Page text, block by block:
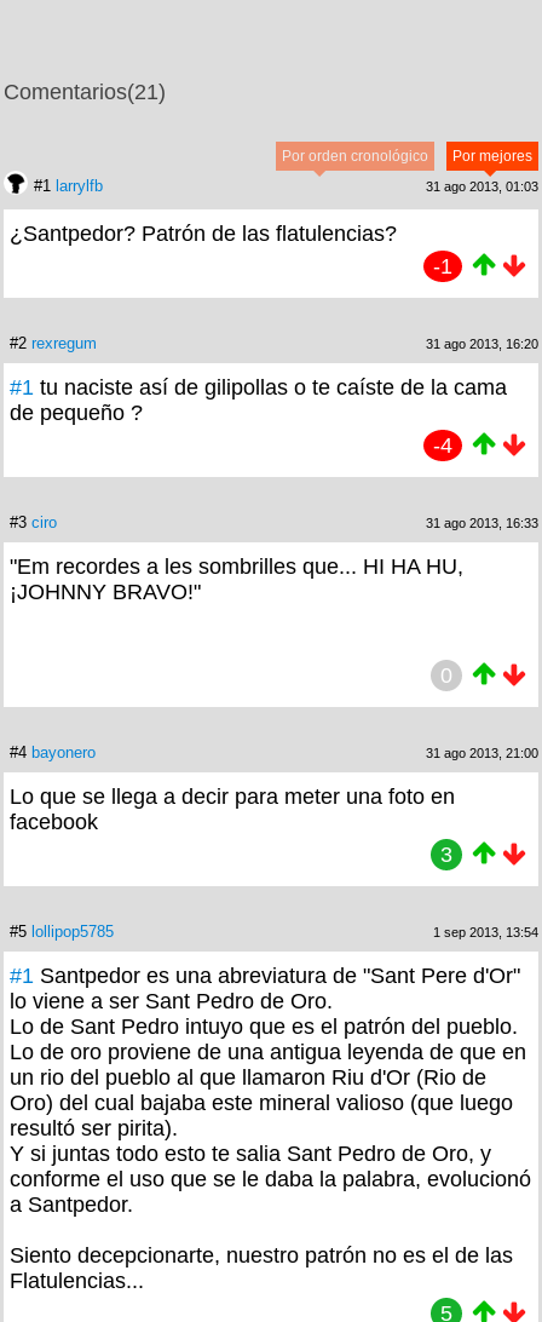
Comentarios(21)
Por mejores
Por orden cronológico
#1 larrylfb 31 ago 2013, 01:03
¿Santpedor? Patrón de las flatulencias?
-1
#2 rexregum 31 ago 2013, 16:20
#1 tu naciste así de gilipollas o te caíste de la cama
de pequeño ?
-4
#3 ciro 31 ago 2013, 16:33
"Em recordes a les sombrilles que... HI HA HU,
¡JOHNNY BRAVO!"
0
#4 bayonero 31 ago 2013, 21:00
Lo que se llega a decir para meter una foto en
facebook
3
#5 lollipop5785 1 sep 2013, 13:54
#1 Santpedor es una abreviatura de "Sant Pere d'Or"
lo viene a ser Sant Pedro de Oro.
Lo de Sant Pedro intuyo que es el patrón del pueblo.
Lo de oro proviene de una antigua leyenda de que en
un rio del pueblo al que llamaron Riu d'Or (Rio de
Oro) del cual bajaba este mineral valioso (que luego
resultó ser pirita).
Y si juntas todo esto te salia Sant Pedro de Oro, y
conforme el uso que se le daba la palabra, evolucionó
a Santpedor.
Siento decepcionarte, nuestro patrón no es el de las
Flatulencias...
5